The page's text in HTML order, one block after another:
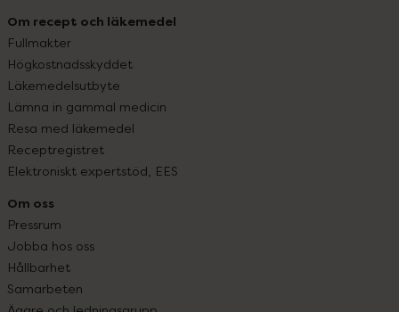
Om recept och läkemedel
Fullmakter
Högkostnadsskyddet
Läkemedelsutbyte
Lämna in gammal medicin
Resa med läkemedel
Receptregistret
Elektroniskt expertstöd, EES
Om oss
Pressrum
Jobba hos oss
Hållbarhet
Samarbeten